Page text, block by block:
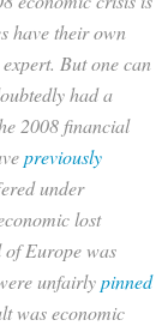
have their own
But one can
had a
2008 financial
previously
under
lost
Europe was
unfairlypinned
was economic